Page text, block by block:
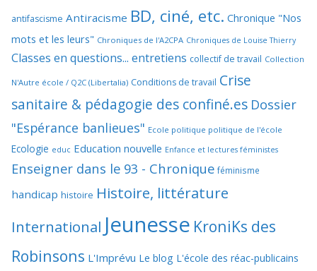
antifascisme Antiracisme BD, ciné, etc. Chronique "Nos
mots et les leurs" Chroniques de l'A2CPA Chroniques de Louise Thierry
Classes en questions... entretiens collectif de travail Collection
N'Autre école / Q2C (Libertalia) Conditions de travail Crise
sanitaire & pédagogie des confiné.es Dossier
"Espérance banlieues" Ecole politique politique de l'école
Ecologie educ Education nouvelle Enfance et lectures féministes
Enseigner dans le 93 - Chronique féminisme
handicap histoire Histoire, littérature
International Jeunesse KroniKs des
Robinsons L'Imprévu Le blog L'école des réac-publicains